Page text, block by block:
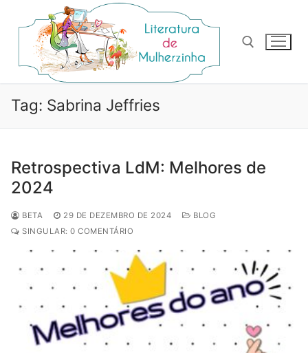
para
conteúdo
Pesquisar por:
Tag: Sabrina Jeffries
Retrospectiva LdM: Melhores de
2024
BETA 29 DE DEZEMBRO DE 2024
BLOG
SINGULAR: 0 COMENTÁRIO